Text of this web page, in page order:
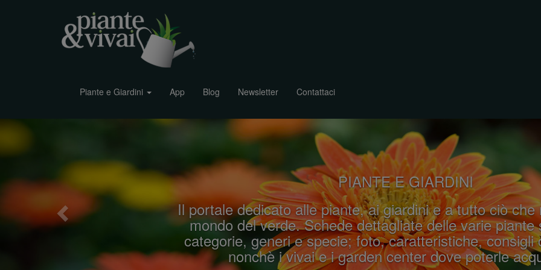
Piante e Giardini App Blog Newsletter Contattaci
PIANTE E GIARDINI
Il portale dedicato alle piante, ai giardini e a tutto ciò che
mondo del verde. Schede dettagliate delle varie piante
categorie, generi e specie; foto, caratteristiche, consigli
nonchè i vivai e i garden center dove poterle
v
o
u